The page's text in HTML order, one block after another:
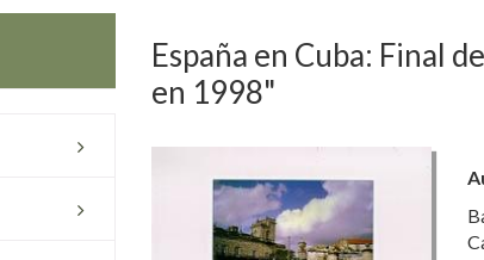
España en Cuba: Final
en 1998"